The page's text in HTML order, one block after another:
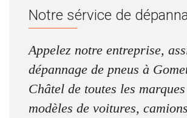
Notre sérvice de
Appelez notre entreprise,
dépannage de pneus à
Châtel de toutes les
modèles de voitures,